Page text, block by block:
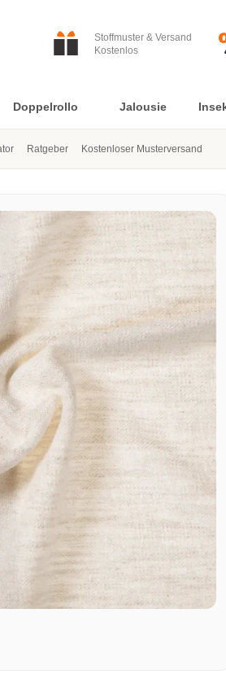
Stoffmuster & Versand
Kostenlos
Doppelrollo Jalousie
Ratgeber Kostenloser Musterversand